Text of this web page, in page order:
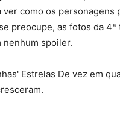
ver como os personagens
preocupe, as fotos da 4ª
nenhum spoiler.
Estrelas De vez em